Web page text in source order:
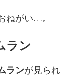
ねがい…。
ラン
ランが見られ